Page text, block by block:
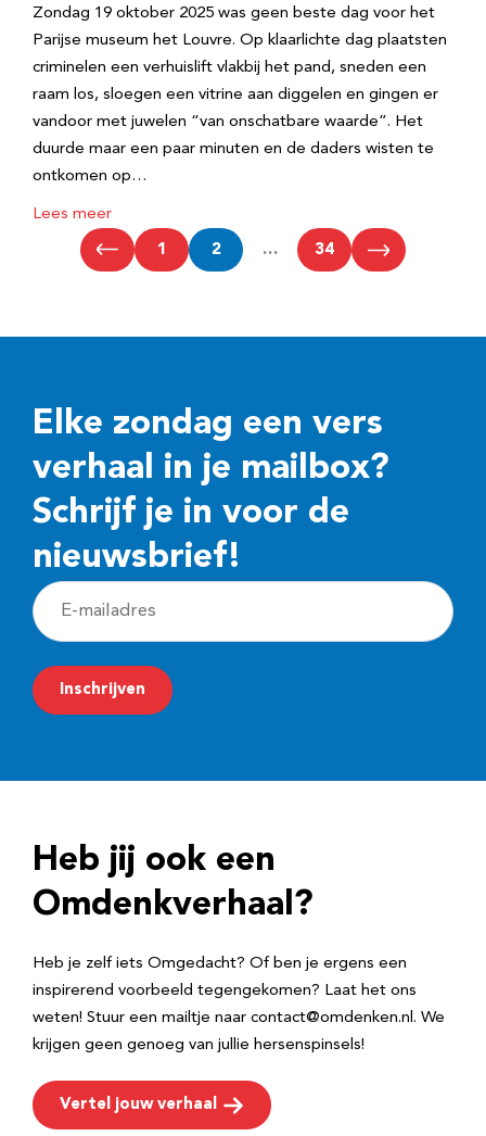
Zondag 19 oktober 2025 was geen beste dag voor het
Parijse museum het Louvre. Op klaarlichte dag plaatsten
criminelen een verhuislift vlakbij het pand, sneden een
raam los, sloegen een vitrine aan diggelen en gingen er
vandoor met juwelen “van onschatbare waarde”. Het
duurde maar een paar minuten en de daders wisten te
ontkomen op…
Lees meer
1 2 … 34
Elke zondag een vers
verhaal in je mailbox?
Schrijf je in voor de
nieuwsbrief!
E
-
m
a
r
e
Inschrijven
Heb jij ook een
Omdenkverhaal?
Heb je zelf iets Omgedacht? Of ben je ergens een
inspirerend voorbeeld tegengekomen? Laat het ons
weten! Stuur een mailtje naar contact@omdenken.nl. We
krijgen geen genoeg van jullie hersenspinsels!
Vertel jouw verhaal